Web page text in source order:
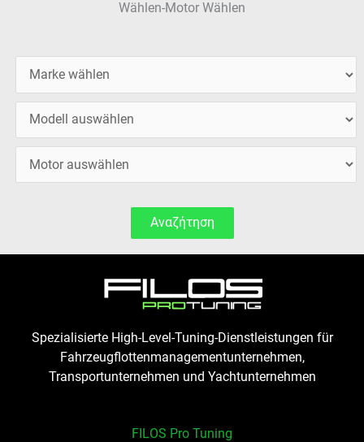
Wählen-Motor Wählen
Αναζήτηση
Spezialisierte High-Level-Tuning-Dienstleistungen für
Fahrzeugflottenmanagementunternehmen,
Transportunternehmen und Yachtunternehmen
FILOS Pro Tuning